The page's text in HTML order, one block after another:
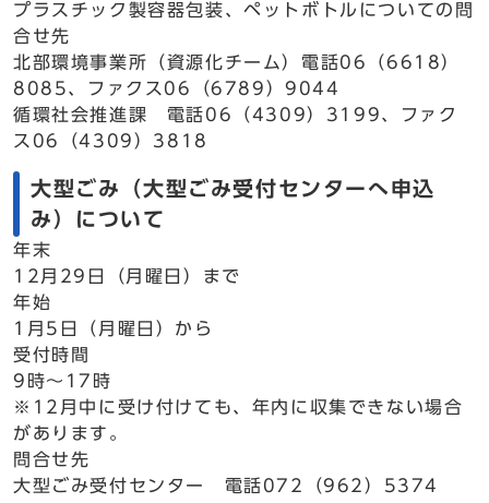
プラスチック製容器包装、ペットボトルについての問
合せ先
北部環境事業所（資源化チーム）電話06（6618）
8085、ファクス06（6789）9044
循環社会推進課 電話06（4309）3199、ファク
ス06（4309）3818
大型ごみ（大型ごみ受付センターへ申込
み）について
年末
12月29日（月曜日）まで
年始
1月5日（月曜日）から
受付時間
9時～17時
※12月中に受け付けても、年内に収集できない場合
があります。
問合せ先
大型ごみ受付センター 電話072（962）5374